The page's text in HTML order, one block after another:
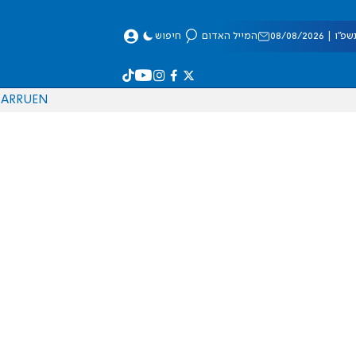
08/2026 המייל האדום חיפוש
EN
RU
AR